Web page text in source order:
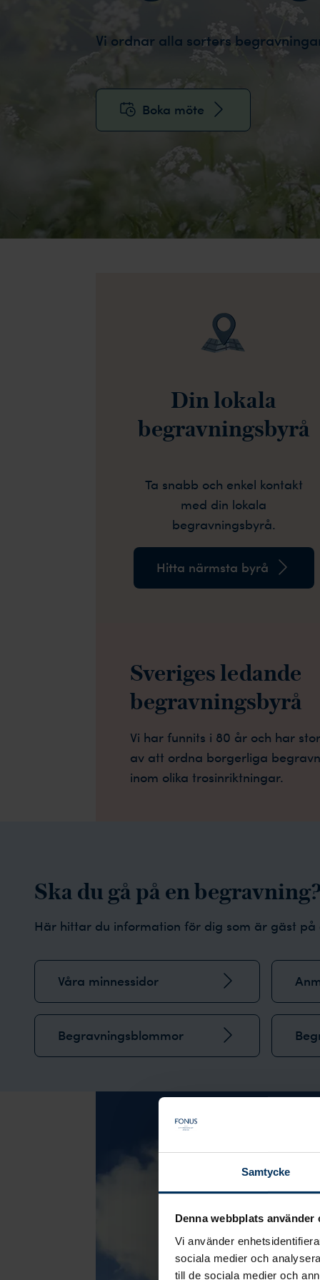
Samtycke
Denna webbplats använder
Vi använder
sociala medier och
till de sociala medier och
Vi ordnar alla sorters
Boka möte
Din lokala
begravningsbyrå
Ta snabb och enkel kontakt
med din lokala
begravningsbyrå.
Hitta närmsta byrå
Sveriges ledande
begravningsbyrå
Vi har funnits i 80 år och har
av att ordna borgerliga
inom olika trosinriktningar.
Ska du gå på en
Här hittar du information för dig som är gäst på
Våra minnessidor
Begravningsblommor